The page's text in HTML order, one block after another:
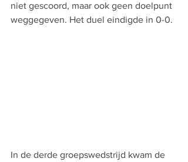
niet gescoord, maar ook geen doelpunt
weggegeven. Het duel eindigde in 0-0.
In de derde groepswedstrijd kwam de